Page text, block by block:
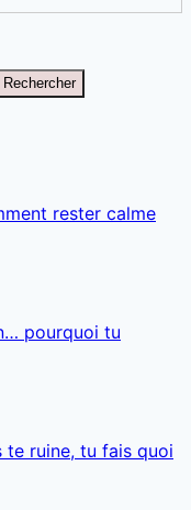
Rechercher
rester calme
pourquoi tu
te ruine, tu fais quoi